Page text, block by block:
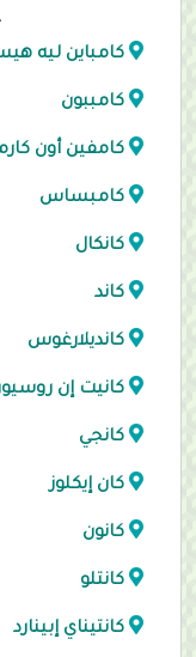
كامباين ليه
كامببون
كامفين أون
كامبساس
كانكال
كاند
كانديلارغوس
كانيت إن
كانجي
كان إيكلوز
كانون
كانتلو
كانتيناي إبينارد